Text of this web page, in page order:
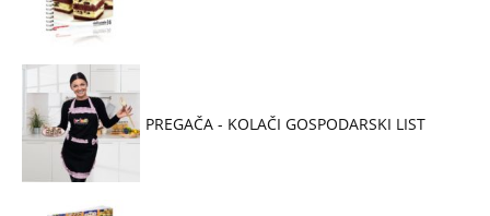
PREGAČA - KOLAČI GOSPODARSKI LIST